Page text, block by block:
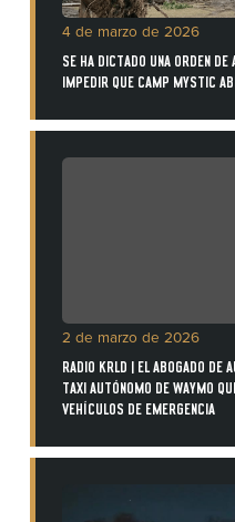
4 de marzo de 2026
SE HA DICTADO UNA ORDEN
IMPEDIR QUE CAMP MYSTIC
2 de marzo de 2026
RADIO KRLD | EL ABOGADO DE
TAXI AUTÓNOMO DE WAYMO
VEHÍCULOS DE EMERGENCIA